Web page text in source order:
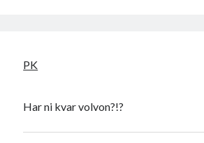
PK
Har ni kvar volvon?!?